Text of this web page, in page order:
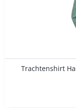
Trachtenshirt